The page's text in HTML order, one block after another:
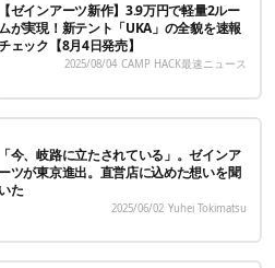
【ゼインアーツ新作】3.9万円で軽量2ルー
が実現！新テント「UKA」の全貌を速報
ェック【8月4日発売】
2025/08/04 CAMP HACK最速ニュース
「今、岐路に立たされている」。ゼインア
ーツが東京進出。直営店に込めた想いを聞
いた
2025/06/02 Yuhei Tokimatsu